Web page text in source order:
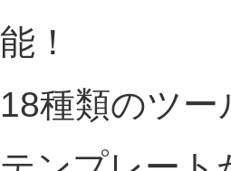
能！
18種類のツ